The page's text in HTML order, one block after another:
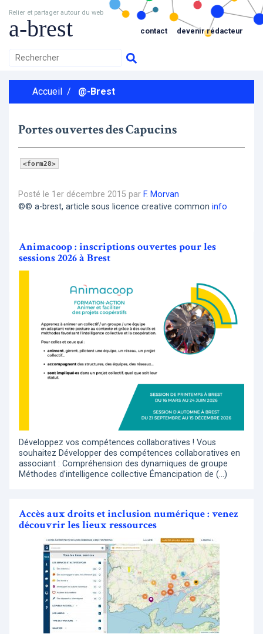
Relier et partager autour du web
a-brest contact devenir rédacteur
Accueil / @-Brest
Portes ouvertes des Capucins
<form28>
Posté le 1er décembre 2015 par F. Morvan
©© a-brest, article sous licence creative common info
Animacoop : inscriptions ouvertes pour les
sessions 2026 à Brest
Développez vos compétences collaboratives ! Vous
souhaitez Développer des compétences collaboratives en
associant : Compréhension des dynamiques de groupe
Méthodes d’intelligence collective Émancipation de (…)
Accès aux droits et inclusion numérique : venez
découvrir les lieux ressources